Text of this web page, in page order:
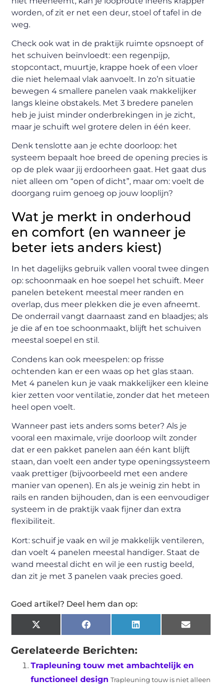
worden, of zit er net een deur, stoel of tafel in de
weg.
Check ook wat in de praktijk ruimte opsnoept of
het schuiven beïnvloedt: een regenpijp,
stopcontact, muurtje, krappe hoek of een vloer
die niet helemaal vlak aanvoelt. In zo’n situatie
bewegen 4 smallere panelen vaak makkelijker
langs kleine obstakels. Met 3 bredere panelen
heb je juist minder onderbrekingen in je zicht,
maar je schuift wel grotere delen in één keer.
Denk tenslotte aan je echte doorloop: het
systeem bepaalt hoe breed de opening precies is
op de plek waar jij erdoorheen gaat. Het gaat dus
niet alleen om “open of dicht”, maar om: voelt de
doorgang ruim genoeg op jouw looplijn?
Wat je merkt in onderhoud
en comfort (en wanneer je
beter iets anders kiest)
In het dagelijks gebruik vallen vooral twee dingen
op: schoonmaak en hoe soepel het schuift. Meer
panelen betekent meestal meer randen en
overlap, dus meer plekken die je even afneemt.
De onderrail vangt daarnaast zand en blaadjes; als
je die af en toe schoonmaakt, blijft het schuiven
meestal soepel en stil.
Condens kan ook meespelen: op frisse
ochtenden kan er een waas op het glas staan.
Met 4 panelen kun je vaak makkelijker een kleine
kier zetten voor ventilatie, zonder dat het meteen
heel open voelt.
Wanneer past iets anders soms beter? Als je
vooral een maximale, vrije doorloop wilt zonder
dat er een pakket panelen aan één kant blijft
staan, dan voelt een ander type openingssysteem
vaak prettiger (bijvoorbeeld met een andere
manier van openen). En als je weinig zin hebt in
rails en randen bijhouden, dan is een eenvoudiger
systeem in de praktijk vaak fijner dan extra
flexibiliteit.
Kort: schuif je vaak en wil je makkelijk ventileren,
dan voelt 4 panelen meestal handiger. Staat de
wand meestal dicht en wil je een rustig beeld,
dan zit je met 3 panelen vaak precies goed.
Goed artikel? Deel hem dan op:
X
(Twitter)
Facebook LinkedIn Email
Gerelateerde Berichten:
Trapleuning touw met ambachtelijk en
functioneel design Trapleuning touw is niet alleen